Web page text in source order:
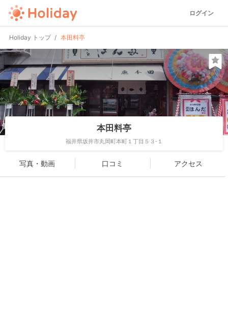
ログイン
Holiday トップ 本田料亭
本田料亭
福井県坂井市丸岡町本町１丁目５３-１
写真・動画 口コミ アクセス